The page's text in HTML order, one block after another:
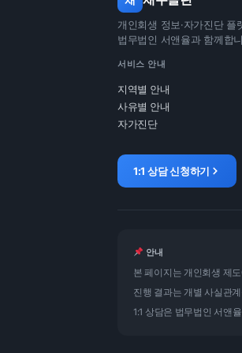
개인회생 정보·자가진단 플
법무법인 서앤율과 함께합
서비스 안내
지역별 안내
사유별 안내
자가진단
1:1 상담 신청하기
안내
본 페이지는 개인회생 제
진행 결과는 개별 사실관
1:1 상담은 법무법인 서앤